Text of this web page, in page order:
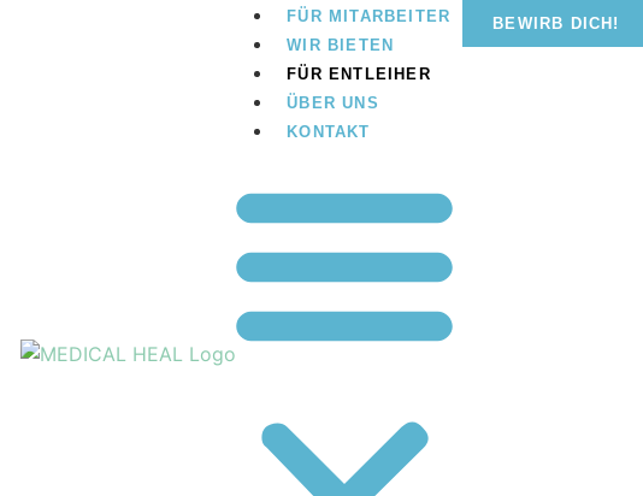
FÜR MITARBEITER
WIR BIETEN
FÜR ENTLEIHER
ÜBER UNS
KONTAKT
BEWIRB DICH!